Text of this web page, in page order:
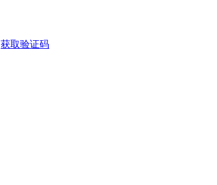
获取验证码